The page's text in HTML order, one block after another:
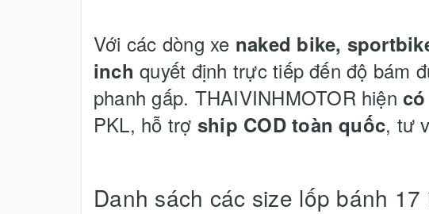
Với các dòng xe naked bike,
inch quyết định trực tiếp đến độ bám
phanh gấp. THAIVINHMOTOR hiện
PKL, hỗ trợ ship COD toàn quốc, tư
Danh sách các size lốp bánh